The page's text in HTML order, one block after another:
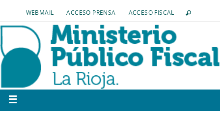
WEBMAIL ACCESO PRENSA ACCESO FISCAL